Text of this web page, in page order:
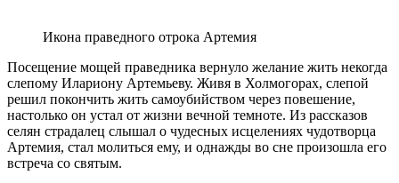
Икона праведного отрока Артемия
Посещение мощей праведника вернуло желание жить некогда
слепому Илариону Артемьеву. Живя в Холмогорах, слепой
решил покончить жить самоубийством через повешение,
настолько он устал от жизни вечной темноте. Из рассказов
селян страдалец слышал о чудесных исцелениях чудотворца
Артемия, стал молиться ему, и однажды во сне произошла его
встреча со святым.